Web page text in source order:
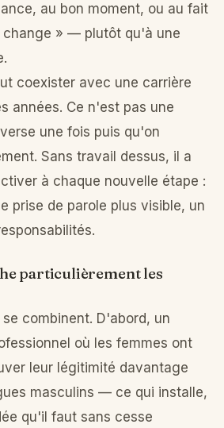
au bon moment, ou au fait
change » — plutôt qu'à une
coexister avec une carrière
années. Ce n'est pas une
une fois puis qu'on
Sans travail dessus, il a
à chaque nouvelle étape :
prise de parole plus visible, un
particulièrement les
combinent. D'abord, un
où les femmes ont
leur légitimité davantage
masculins — ce qui installe,
qu'il faut sans cesse